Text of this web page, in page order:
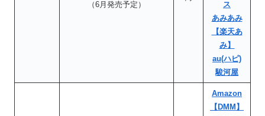
（6月発売予定）
ス
あみあみ
【楽天あ
み】
au(ハピ)
駿河屋
Amazon
【DMM】